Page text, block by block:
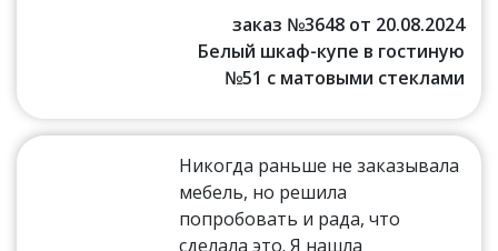
заказ №3648 от 20.08.2024
Белый шкаф-купе в гостиную
№51 с матовыми стеклами
Никогда раньше не заказывала
мебель, но решила
попробовать и рада, что
сделала это. Я нашла